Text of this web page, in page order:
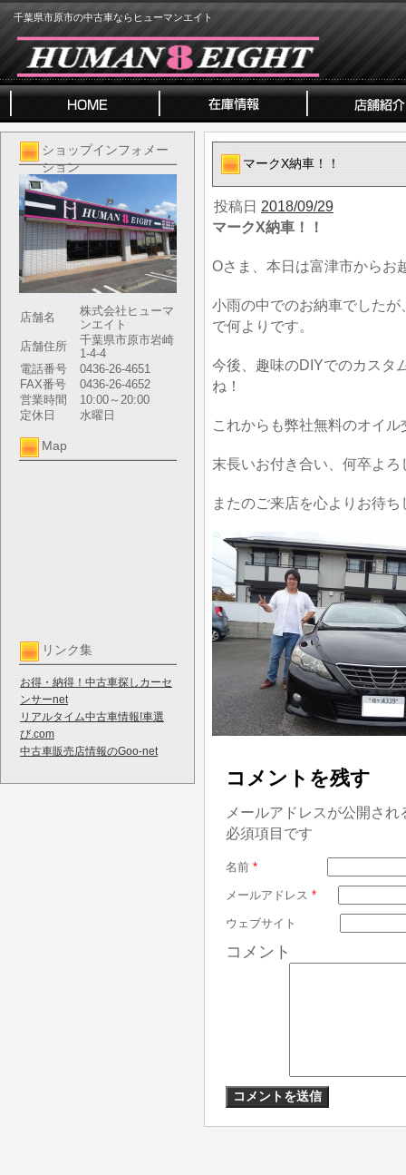
千葉県市原市の中古車ならヒューマンエイト
ショップインフォメー
ション
店舗名
株式会社ヒューマ
ンエイト
店舗住所
千葉県市原市岩崎
1-4-4
電話番号
0436-26-4651
FAX番号
0436-26-4652
営業時間
10:00～20:00
定休日
水曜日
Map
リンク集
お得・納得！中古車探しカーセ
ンサーnet
リアルタイム中古車情報!車選
び.com
中古車販売店情報のGoo-net
マークX納車！！
投稿日 2018/09/29
マークX納車！！
Oさま、本日は富津市からお
小雨の中でのお納車でした
で何よりです。
今後、趣味のDIYでのカスタ
ね！
これからも弊社無料のオイル
末長いお付き合い、何卒よ
またのご来店を心よりお待
コメントを残す
メールアドレスが公開さ
必須項目です
名前 *
メールアドレス *
ウェブサイト
コメント